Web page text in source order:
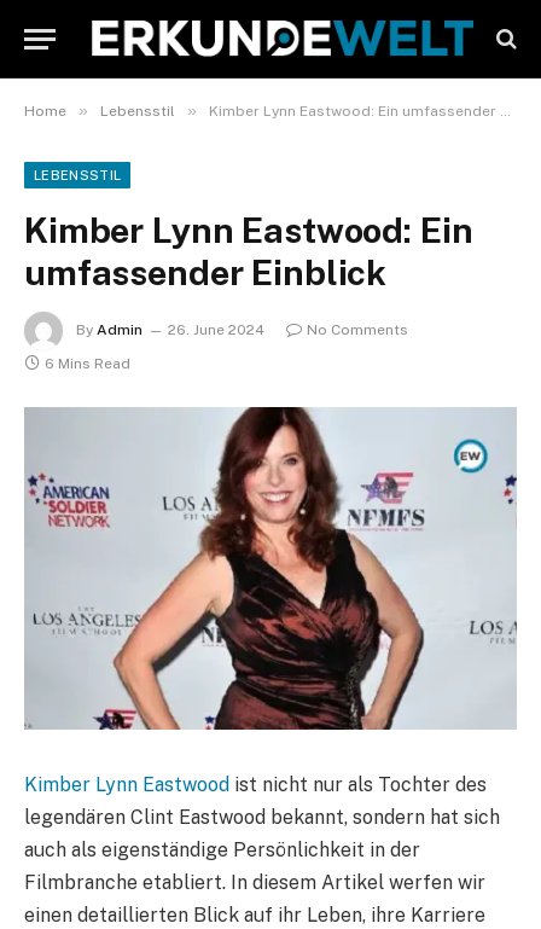
Home » Lebensstil » Kimber Lynn Eastwood: Ein umfassender Einblick
LEBENSSTIL
Kimber Lynn Eastwood: Ein
umfassender Einblick
By Admin 26. June 2024
No Comments
6 Mins Read
Kimber Lynn Eastwood ist nicht nur als Tochter des
legendären Clint Eastwood bekannt, sondern hat sich
auch als eigenständige Persönlichkeit in der
Filmbranche etabliert. In diesem Artikel werfen wir
einen detaillierten Blick auf ihr Leben, ihre Karriere